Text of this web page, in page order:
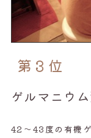
第３位
ゲルマニウ
42～43度の有機